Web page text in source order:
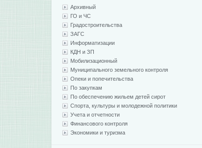
Архивный
ГО и ЧС
Градостроительства
ЗАГС
Информатизации
КДН и ЗП
Мобилизационный
Муниципального земельного контроля
Опеки и попечительства
По закупкам
По обеспечению жильем детей сирот
Спорта, культуры и молодежной политики
Учета и отчетности
Финансового контроля
Экономики и туризма